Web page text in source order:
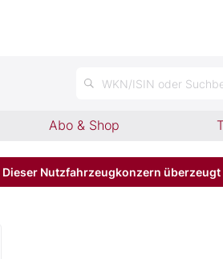
WKN/ISIN oder
Abo & Shop
Nutzfahrzeugkonzern überzeugt